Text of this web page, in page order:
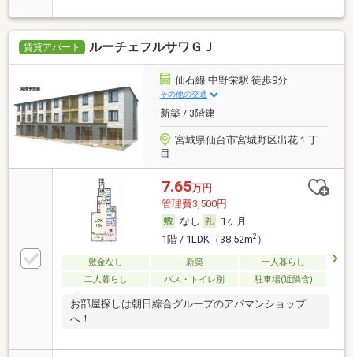
賃貸アパート ルーチェフルサワＧＪ
仙石線 中野栄駅 徒歩9分
その他の交通
新築 / 3階建
宮城県仙台市宮城野区出花１丁
目
7.65万円
管理費3,500円
なし
1ヶ月
1階 / 1LDK（38.52m2）
敷金なし 新築
一人暮らし
二人暮らし
バス・トイレ別 駐車場(近隣含)
お部屋探しは朝日綜合グループのアパマンショップ
へ！